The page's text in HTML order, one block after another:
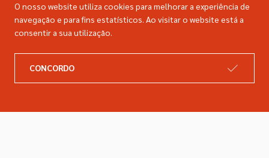
Catálogo
O nosso website utiliza cookies para melhorar a experiência de
navegação e para fins estatísticos. Ao visitar o website está a
consentir a sua utilização.
CONCORDO